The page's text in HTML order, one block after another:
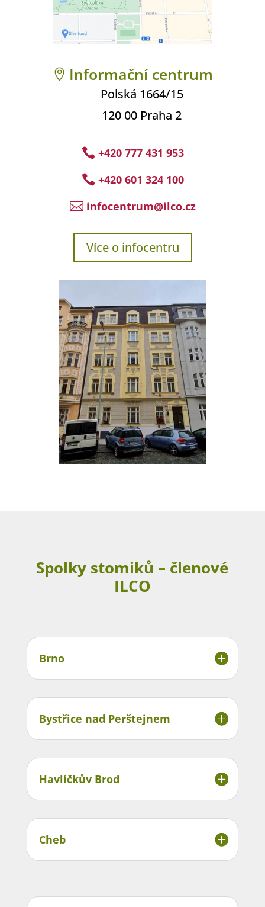
 Informační centrum
Polská 1664/15
120 00 Praha 2
 +420 777 431 953
 +420 601 324 100
 infocentrum@ilco.cz
Více o infocentru
Spolky stomiků – členové
ILCO
Brno
Bystřice nad Perštejnem
Havlíčkův Brod
Cheb